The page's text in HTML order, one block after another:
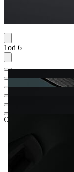
1od 6
€ 32.355,33